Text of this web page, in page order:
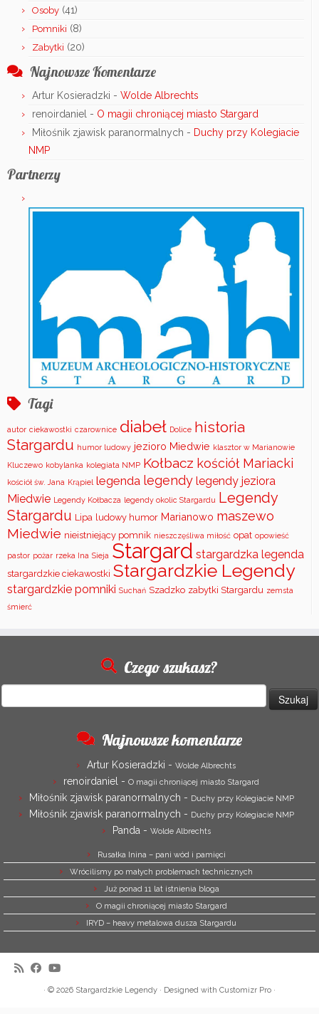
Osoby (41)
Pomniki (8)
Zabytki (20)
Najnowsze Komentarze
Artur Kosieradzki - Wolde Albrechts
renoirdaniel - O magii chroniącej miasto Stargard
Miłośnik zjawisk paranormalnych - Duchy przy Kolegiacie
NMP
Partnerzy
Tagi
autor ciekawostki czarownice diabeł Dolice historia
Stargardu humor ludowy jezioro Miedwie klasztor w Marianowie
Kluczewo kobylanka kolegiata NMP Kołbacz kościół Mariacki
kościół św. Jana Krąpiel legenda legendy legendy jeziora
Miedwie Legendy Kołbacza legendy okolic Stargardu Legendy
Stargardu Lipa ludowy humor Marianowo maszewo
Miedwie nieistniejący pomnik nieszczęśliwa miłość opat opowieść
pastor pożar rzeka Ina Sieja Stargard stargardzka legenda
stargardzkie ciekawostki Stargardzkie Legendy
stargardzkie pomniki Suchań Szadzko zabytki Stargardu zemsta
śmierć
Czego szukasz?
Najnowsze komentarze
Artur Kosieradzki - Wolde Albrechts
renoirdaniel - O magii chroniącej miasto Stargard
Miłośnik zjawisk paranormalnych - Duchy przy Kolegiacie NMP
Miłośnik zjawisk paranormalnych - Duchy przy Kolegiacie NMP
Panda - Wolde Albrechts
Rusałka Inina – pani wód i pamięci
Wrócilismy po małych problemach technicznych
Już ponad 11 lat istnienia bloga
O magii chroniącej miasto Stargard
IRYD – heavy metalowa dusza Stargardu
· © 2026 Stargardzkie Legendy · Designed with Customizr Pro ·